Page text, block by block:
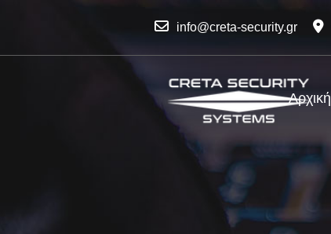
info@creta-security.gr
Αρχική